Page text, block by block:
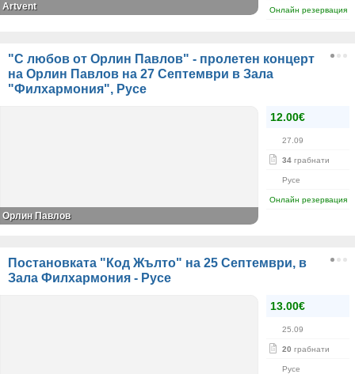
Онлайн резервация
Artvent
"С любов от Орлин Павлов" - пролетен концерт
на Орлин Павлов на 27 Септември в Зала
"Филхармония", Русе
12.00€
27.09
34 грабнати
Русе
Онлайн резервация
Орлин Павлов
Постановката "Код Жълто" на 25 Септември, в
Зала Филхармония - Русе
13.00€
25.09
20 грабнати
Русе